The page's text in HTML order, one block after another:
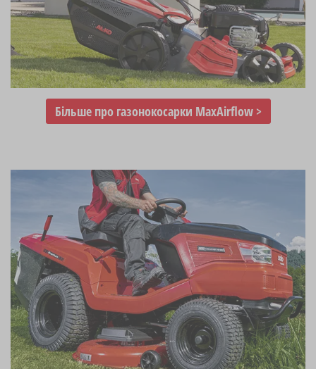
Більше про газонокосарки MaxAirflow >